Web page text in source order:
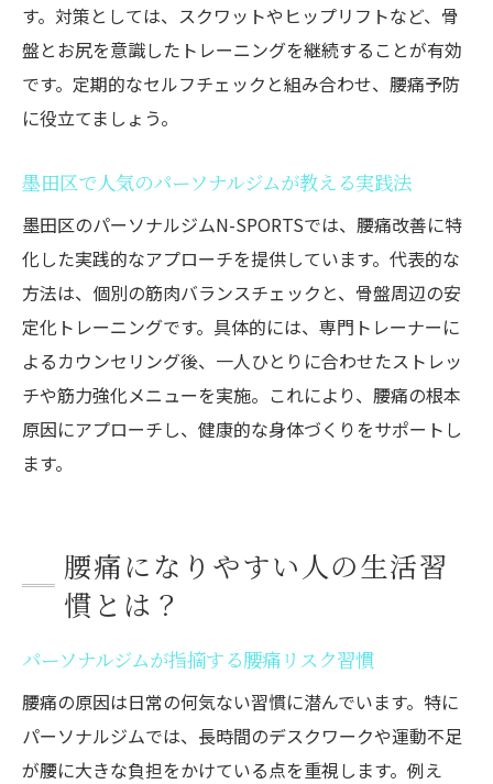
す。対策としては、スクワットやヒップリフトなど、骨
盤とお尻を意識したトレーニングを継続することが有効
です。定期的なセルフチェックと組み合わせ、腰痛予防
に役立てましょう。
墨田区で人気のパーソナルジムが教える実践法
墨田区のパーソナルジムN-SPORTSでは、腰痛改善に特
化した実践的なアプローチを提供しています。代表的な
方法は、個別の筋肉バランスチェックと、骨盤周辺の安
定化トレーニングです。具体的には、専門トレーナーに
よるカウンセリング後、一人ひとりに合わせたストレッ
チや筋力強化メニューを実施。これにより、腰痛の根本
原因にアプローチし、健康的な身体づくりをサポートし
ます。
腰痛になりやすい人の生活習
慣とは？
パーソナルジムが指摘する腰痛リスク習慣
腰痛の原因は日常の何気ない習慣に潜んでいます。特に
パーソナルジムでは、長時間のデスクワークや運動不足
が腰に大きな負担をかけている点を重視します。例え